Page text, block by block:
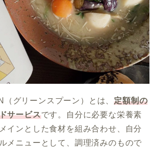
（グリーンスプーン）とは、定額制の
サービスです。自分に必要な栄養素
インとした食材を組み合わせ、自分
メニューとして、調理済みのもので